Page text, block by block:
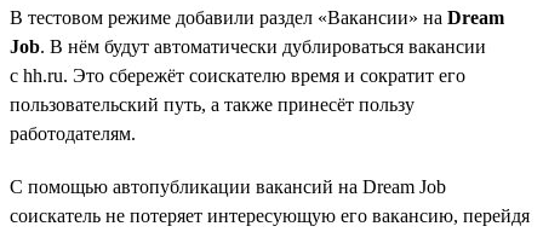
В тестовом режиме добавили раздел «Вакансии» на Dream
Job. В нём будут автоматически дублироваться вакансии
с hh.ru. Это сбережёт соискателю время и сократит его
пользовательский путь, а также принесёт пользу
работодателям.
С помощью автопубликации вакансий на Dream Job
соискатель не потеряет интересующую его вакансию, перейдя